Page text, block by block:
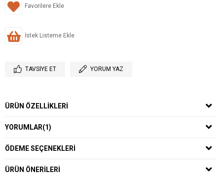
Favorilere Ekle
İstek Listeme Ekle
TAVSIYE ET YORUM YAZ
ÜRÜN ÖZELLIKLERI
YORUMLAR(1)
ÖDEME SEÇENEKLERI
ÜRÜN ÖNERILERI